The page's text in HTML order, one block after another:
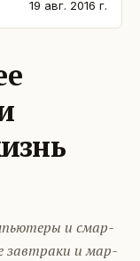
19 авг. 2016 г.
и смар­
зав­тра­ки и мар­